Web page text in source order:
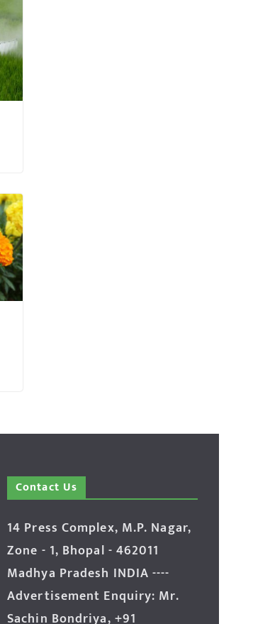
Contact Us
14 Press Complex, M.P. Nagar,
Zone - 1, Bhopal - 462011
Madhya Pradesh INDIA ----
Advertisement Enquiry: Mr.
Sachin Bondriya, +91